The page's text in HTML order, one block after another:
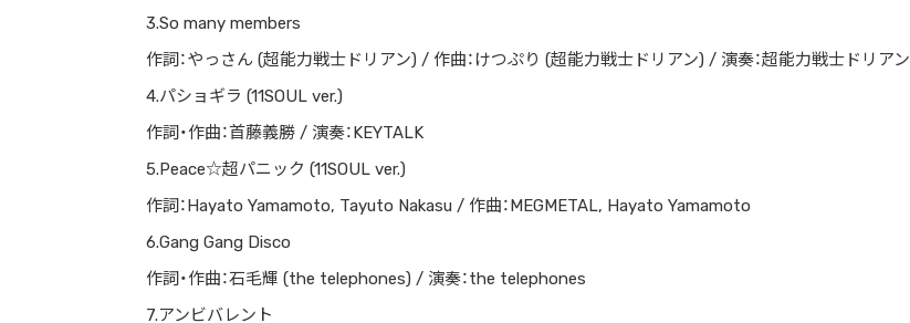
3.So many members
作詞：やっさん (超能力戦士ドリアン) / 作曲：けつぷり (超能力戦士ドリアン) / 演奏：超能力戦士ドリアン
4.パショギラ (11SOUL ver.)
作詞・作曲：首藤義勝 / 演奏：KEYTALK
5.Peace☆超パニック (11SOUL ver.)
作詞：Hayato Yamamoto, Tayuto Nakasu / 作曲：MEGMETAL, Hayato Yamamoto
6.Gang Gang Disco
作詞・作曲：石毛輝 (the telephones) / 演奏：the telephones
7.アンビバレント